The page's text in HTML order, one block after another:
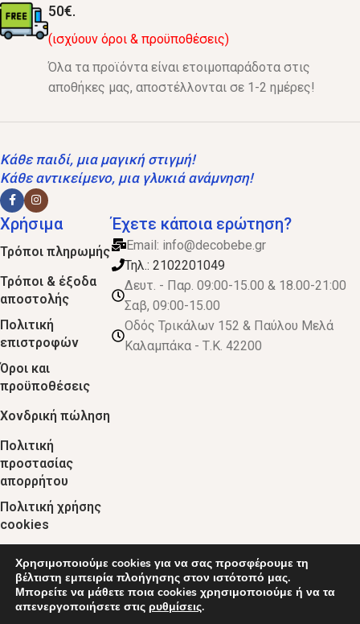
50€.
(ισχύουν όροι & προϋποθέσεις)
Όλα τα προϊόντα είναι ετοιμοπαράδοτα στις
αποθήκες μας, αποστέλλονται σε 1-2 ημέρες!
Κάθε παιδί, μια μαγική στιγμή!
Κάθε αντικείμενο, μια γλυκιά ανάμνηση!
Χρήσιμα
Τρόποι πληρωμής
Τρόποι & έξοδα
αποστολής
Πολιτική
επιστροφών
Όροι και
προϋποθέσεις
Χονδρική πώληση
Πολιτική
προστασίας
απορρήτου
Πολιτική χρήσης
cookies
Έχετε κάποια ερώτηση?
Email: info@decobebe.gr
Τηλ.: 2102201049
Δευτ. - Παρ. 09:00-15.00 & 18.00-21:00
Σαβ, 09:00-15.00
Οδός Τρικάλων 152 & Παύλου Μελά
Καλαμπάκα - Τ.Κ. 42200
© 2024 :: decobebe.gr
Χρησιμοποιούμε cookies για να σας προσφέρουμε τη
βέλτιστη εμπειρία πλοήγησης στον ιστότοπό μας.
Μπορείτε να μάθετε ποια cookies χρησιμοποιούμε ή να τα
απενεργοποιήσετε στις ρυθμίσεις.